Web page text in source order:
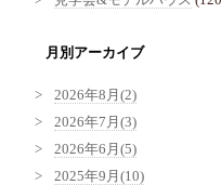
月別アーカイブ
2026年8月(2)
2026年7月(3)
2026年6月(5)
2025年9月(10)